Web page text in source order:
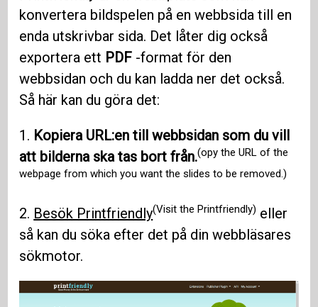
konvertera bildspelen på en webbsida till en
enda utskrivbar sida. Det låter dig också
exportera ett PDF -format för den
webbsidan och du kan ladda ner det också.
Så här kan du göra det:
1. Kopiera URL:en till webbsidan som du vill
att bilderna ska tas bort från.(opy the URL of the
webpage from which you want the slides to be removed.)
2. Besök Printfriendly(Visit the Printfriendly) eller
så kan du söka efter det på din webbläsares
sökmotor.